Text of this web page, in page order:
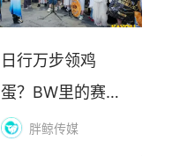
日行万步领鸡
蛋？BW里的赛博
朝圣，藏着品牌
胖鲸传媒